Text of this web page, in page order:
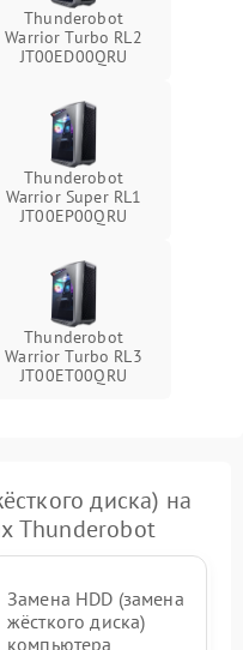
Thunderobot
Warrior Turbo RL2
JT00ED00QRU
Thunderobot
Warrior Super RL1
JT00EP00QRU
Thunderobot
Warrior Turbo RL3
JT00ET00QRU
диска) на
Thunderobot
Замена HDD (замена
жёсткого диска)
компьютера